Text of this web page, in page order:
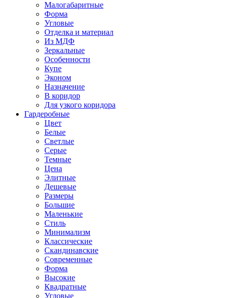
Малогабаритные
Форма
Угловые
Отделка и материал
Из МДФ
Зеркальные
Особенности
Купе
Эконом
Назначение
В коридор
Для узкого коридора
Гардеробные
Цвет
Белые
Светлые
Серые
Темные
Цена
Элитные
Дешевые
Размеры
Большие
Маленькие
Стиль
Минимализм
Классические
Скандинавские
Современные
Форма
Высокие
Квадратные
Угловые